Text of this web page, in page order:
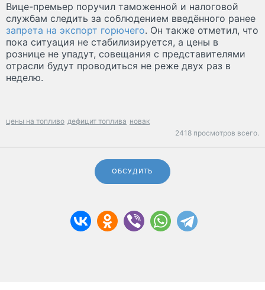
Вице-премьер поручил таможенной и налоговой
службам следить за соблюдением введённого ранее
запрета на экспорт горючего. Он также отметил, что
пока ситуация не стабилизируется, а цены в
рознице не упадут, совещания с представителями
отрасли будут проводиться не реже двух раз в
неделю.
цены на топливо дефицит топлива новак
2418 просмотров всего.
ОБСУДИТЬ